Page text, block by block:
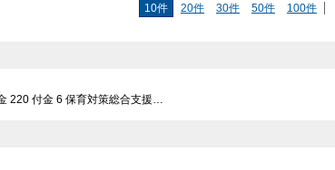
10件 20件 30件 50件 100件
220 付金 6 保育対策総合支援…